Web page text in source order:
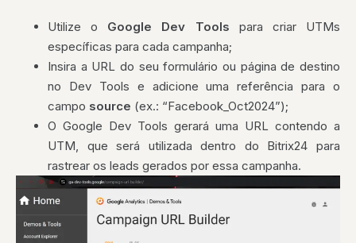
Utilize o Google Dev Tools para criar UTMs
específicas para cada campanha;
Insira a URL do seu formulário ou página de destino
no Dev Tools e adicione uma referência para o
campo source (ex.: “Facebook_Oct2024”);
O Google Dev Tools gerará uma URL contendo a
UTM, que será utilizada dentro do Bitrix24 para
rastrear os leads gerados por essa campanha.